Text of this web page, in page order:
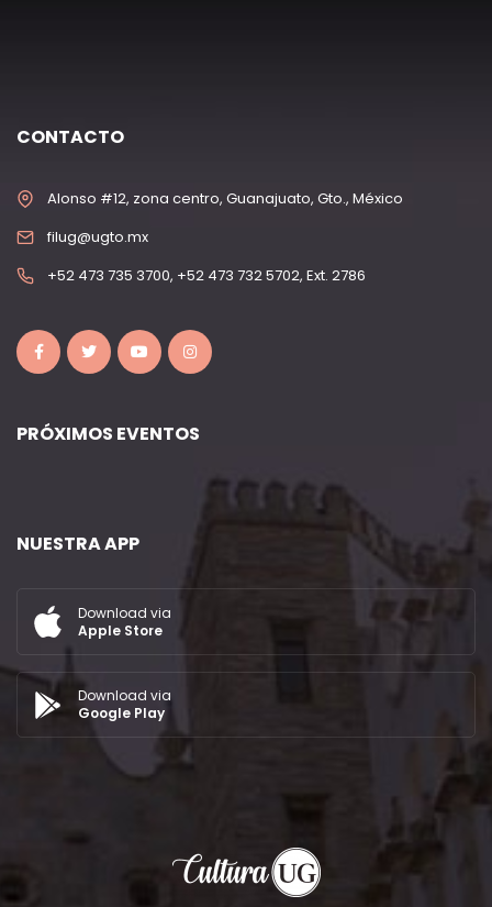
CONTACTO
Alonso #12, zona centro, Guanajuato, Gto., México
filug@ugto.mx
+52 473 735 3700, +52 473 732 5702, Ext. 2786
PRÓXIMOS EVENTOS
NUESTRA APP
Download via
Apple Store
Download via
Google Play